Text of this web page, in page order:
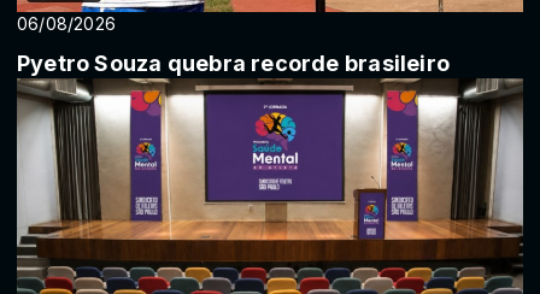
06/08/2026
Pyetro Souza quebra recorde brasileiro